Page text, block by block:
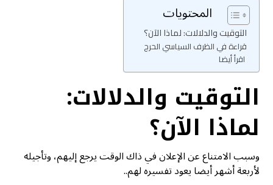
المحتويات
التوقيت والدلالات: لماذا الآن؟
قراءة في الظرف السياسي الحرج
اقرأ أيضا
التوقيت والدلالات:
لماذا الآن؟
وسبب الامتناع عن الإعلان في ذاك الوقت يرجع إليهم، وتأجيله
لأربعة أشهر أيضا يعود تفسيره لهم..